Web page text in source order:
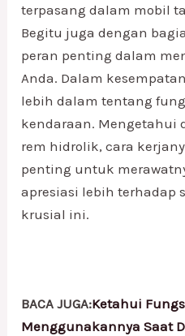
terpasang dalam mobil
Begitu juga dengan
peran penting dalam
Anda. Dalam
lebih dalam tentang
kendaraan. Mengetahui
rem hidrolik, cara
penting untuk
apresiasi lebih terhadap
krusial ini.
BACA JUGA:Ketahui
Menggunakannya Saat